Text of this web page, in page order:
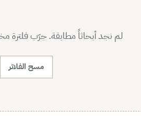
لم نجد أبحاثاً مطابقة. جرّب فلترة
مسح الفلاتر